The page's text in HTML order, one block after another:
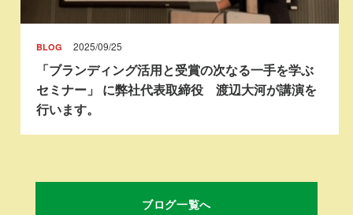
BLOG 2025/09/25
「ブランディング活用と受賞の次なる一手を学ぶ
セミナー」 に弊社代表取締役 渡辺大河が講演を
行います。
ブログ一覧へ